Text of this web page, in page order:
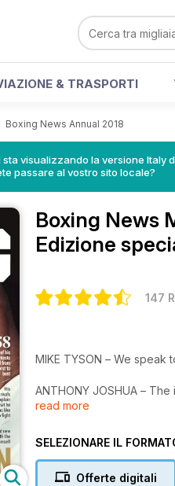
& TRASPORTI
Boxing News Annual 2018
visualizzando la versione Italy
passare al vostro sito locale?
Boxing News
Edizione
147
MIKE TYSON – We
ANTHONY JOSHUA –
read more
SELEZIONARE IL
Offerte digitali